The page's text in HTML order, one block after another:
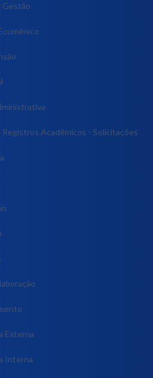
Gestão
Registros Acadêmicos - Solicitações
Externa
Interna